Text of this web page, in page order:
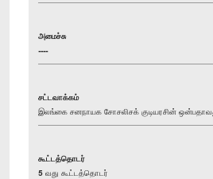
அமைச்சு
----
சட்டவாக்கம்
இலங்கை சனநாயக சோசலிசக் குடியரசின்
கூட்டத்தொடர்
5 வது கூட்டத்தொடர்